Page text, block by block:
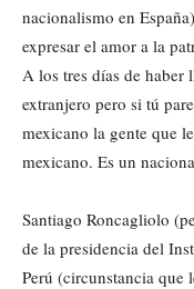
nacionalismo en
expresar el amor a la
A los tres días de haber
extranjero pero si tú
mexicano la gente que
mexicano. Es un
Santiago Roncagliolo
de la presidencia del
Perú (circunstancia que